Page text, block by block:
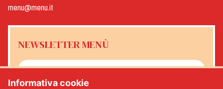
menu@menu.it
NEWSLETTER MENÙ
Informativa cookie